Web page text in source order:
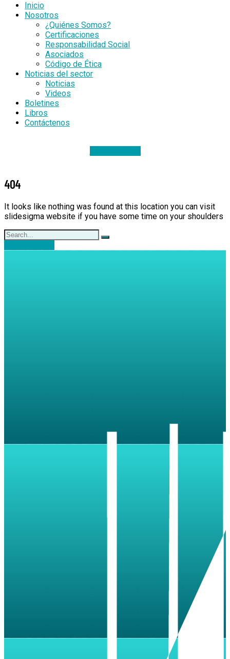
Inicio
Nosotros
¿Quiénes Somos?
Certificaciones
Responsabilidad Social
Asociados
Código de Ética
Noticias del sector
Noticias
Videos
Boletines
Libros
Contáctenos
404
It looks like nothing was found at this location you can visit
slidesigma website if you have some time on your shoulders